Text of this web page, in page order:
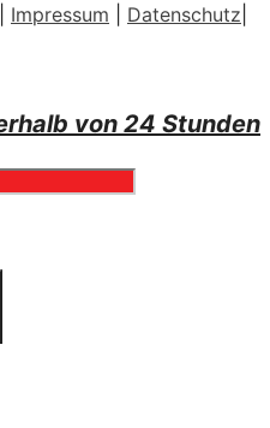
Impressum Datenschutz
von 24 Stunden